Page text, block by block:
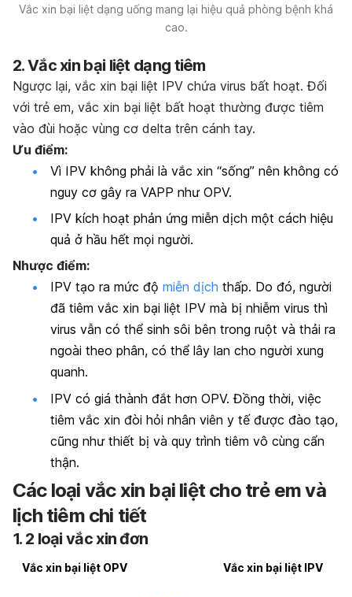
Vắc xin bại liệt dạng uống mang lại hiệu quả phòng bệnh khá
cao.
2. Vắc xin bại liệt dạng tiêm
Ngược lại, vắc xin bại liệt IPV chứa virus bất hoạt. Đối
với trẻ em, vắc xin bại liệt bất hoạt thường được tiêm
vào đùi hoặc vùng cơ delta trên cánh tay.
Ưu điểm:
Vì IPV không phải là vắc xin “sống” nên không có
nguy cơ gây ra VAPP như OPV.
IPV kích hoạt phản ứng miễn dịch một cách hiệu
quả ở hầu hết mọi người.
Nhược điểm:
IPV tạo ra mức độ miễn dịch thấp. Do đó, người
đã tiêm vắc xin bại liệt IPV mà bị nhiễm virus thì
virus vẫn có thể sinh sôi bên trong ruột và thải ra
ngoài theo phân, có thể lây lan cho người xung
quanh.
IPV có giá thành đắt hơn OPV. Đồng thời, việc
tiêm vắc xin đòi hỏi nhân viên y tế được đào tạo,
cũng như thiết bị và quy trình tiêm vô cùng cẩn
thận.
Các loại vắc xin bại liệt cho trẻ em và
lịch tiêm chi tiết
1. 2 loại vắc xin đơn
Vắc xin bại liệt OPV Vắc xin bại liệt IPV